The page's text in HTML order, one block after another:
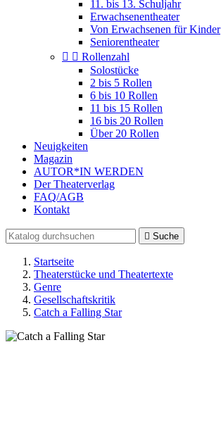
11. bis 13. Schuljahr
Erwachsenentheater
Von Erwachsenen für Kinder
Seniorentheater
  Rollenzahl
Solostücke
2 bis 5 Rollen
6 bis 10 Rollen
11 bis 15 Rollen
16 bis 20 Rollen
Über 20 Rollen
Neuigkeiten
Magazin
AUTOR*IN WERDEN
Der Theaterverlag
FAQ/AGB
Kontakt
 Suche
Startseite
Theaterstücke und Theatertexte
Genre
Gesellschaftskritik
Catch a Falling Star